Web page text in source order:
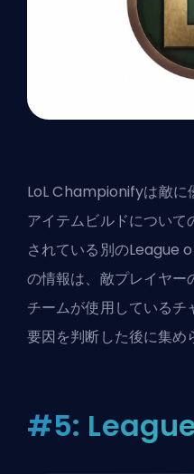
LoL Championifyは敵に
アイテムビルドについて
されている別のLeague
の情報は、敵プレイヤー
チームが使用している
要因を判断した後に集め
#5: